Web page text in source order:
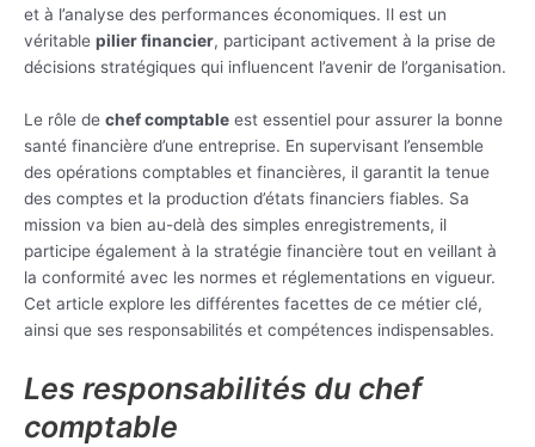
et à l’analyse des performances économiques. Il est un
véritable pilier financier, participant activement à la prise de
décisions stratégiques qui influencent l’avenir de l’organisation.
Le rôle de chef comptable est essentiel pour assurer la bonne
santé financière d’une entreprise. En supervisant l’ensemble
des opérations comptables et financières, il garantit la tenue
des comptes et la production d’états financiers fiables. Sa
mission va bien au-delà des simples enregistrements, il
participe également à la stratégie financière tout en veillant à
la conformité avec les normes et réglementations en vigueur.
Cet article explore les différentes facettes de ce métier clé,
ainsi que ses responsabilités et compétences indispensables.
Les responsabilités du chef
comptable